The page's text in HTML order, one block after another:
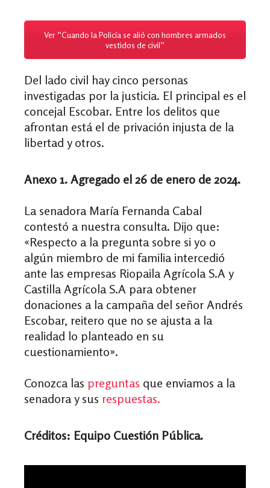
Ver “Cuando la Policía se alió con hombres armados
vestidos de civil”
Del lado civil hay cinco personas
investigadas por la justicia. El principal es el
concejal Escobar. Entre los delitos que
afrontan está el de privación injusta de la
libertad y otros.
Anexo 1. Agregado el 26 de enero de 2024.
La senadora María Fernanda Cabal
contestó a nuestra consulta. Dijo que:
«Respecto a la pregunta sobre si yo o
algún miembro de mi familia intercedió
ante las empresas Riopaila Agrícola S.A y
Castilla Agrícola S.A para obtener
donaciones a la campaña del señor Andrés
Escobar, reitero que no se ajusta a la
realidad lo planteado en su
cuestionamiento».
Conozca las preguntas que enviamos a la
senadora y sus respuestas.
Créditos: Equipo Cuestión Pública.